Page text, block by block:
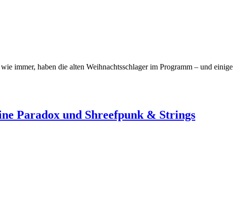
immer, haben die alten Weihnachtsschlager im Programm – und einige
Paradox und Shreefpunk & Strings